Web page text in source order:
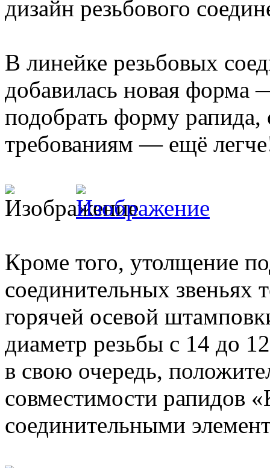
дизайн резьбового
В линейке резьбовых
добавилась новая
подобрать форму
требованиям — ещё
Кроме того, утолщение
соединительных звеньях
горячей осевой
диаметр резьбы с 14 до
в свою очередь,
совместимости рапидов
соединительными